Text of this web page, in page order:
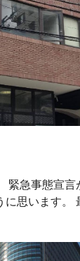
緊急事態宣言
に思います。